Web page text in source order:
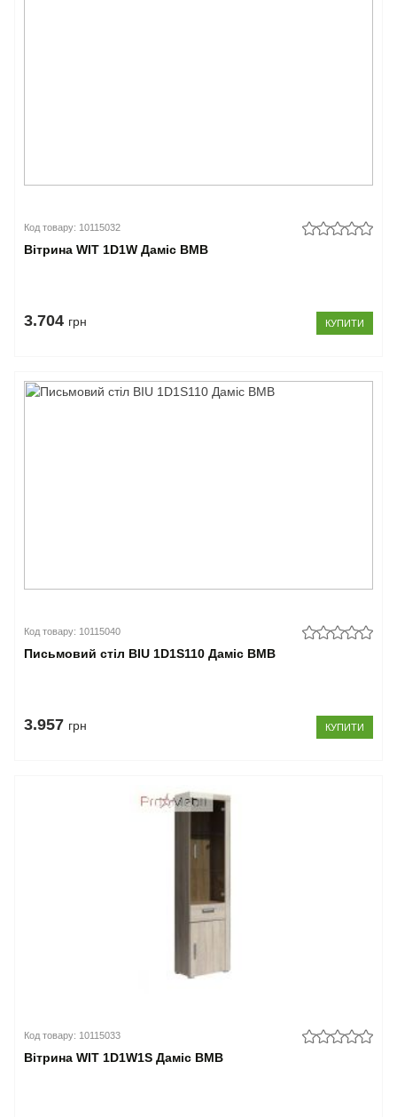
Код товару: 10115032
Вітрина WIT 1D1W Даміс ВМВ
3.704 грн КУПИТИ
Код товару: 10115040
Письмовий стіл BIU 1D1S110 Даміс ВМВ
3.957 грн КУПИТИ
Код товару: 10115033
Вітрина WIT 1D1W1S Даміс ВМВ